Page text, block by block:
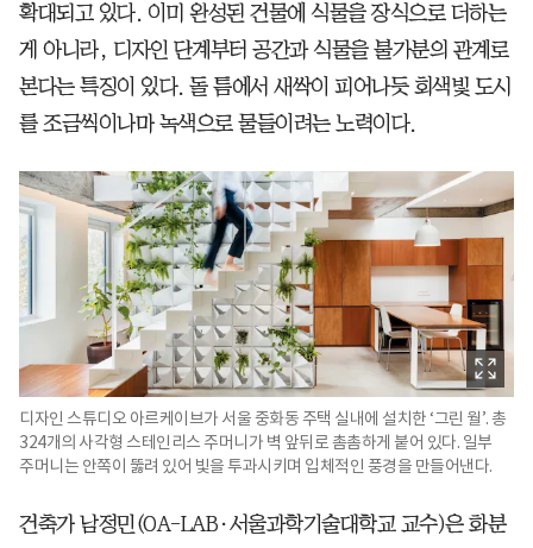
확대되고 있다. 이미 완성된 건물에 식물을 장식으로 더하는
게 아니라, 디자인 단계부터 공간과 식물을 불가분의 관계로
본다는 특징이 있다. 돌 틈에서 새싹이 피어나듯 회색빛 도시
를 조금씩이나마 녹색으로 물들이려는 노력이다.
디자인 스튜디오 아르케이브가 서울 중화동 주택 실내에 설치한 ‘그린 월’. 총
324개의 사각형 스테인리스 주머니가 벽 앞뒤로 촘촘하게 붙어 있다. 일부
주머니는 안쪽이 뚫려 있어 빛을 투과시키며 입체적인 풍경을 만들어낸다.
건축가 남정민(OA-LAB·서울과학기술대학교 교수)은 화분